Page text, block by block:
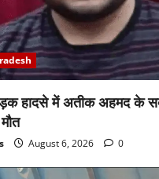
हादसे में अतीक अहमद के
August 6, 2026 0